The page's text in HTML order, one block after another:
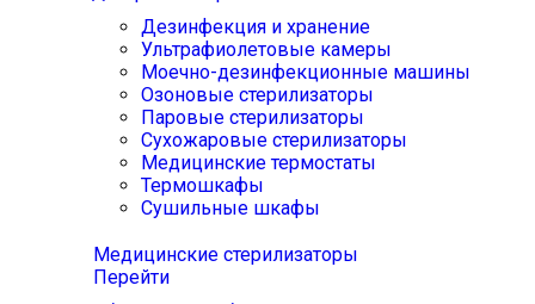
Дезинфекция и хранение
Ультрафиолетовые камеры
Моечно-дезинфекционные машины
Озоновые стерилизаторы
Паровые стерилизаторы
Сухожаровые стерилизаторы
Медицинские термостаты
Термошкафы
Сушильные шкафы
Медицинские стерилизаторы
Перейти